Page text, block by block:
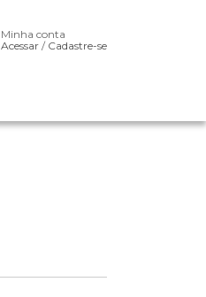
Minha conta
Acessar / Cadastre-se